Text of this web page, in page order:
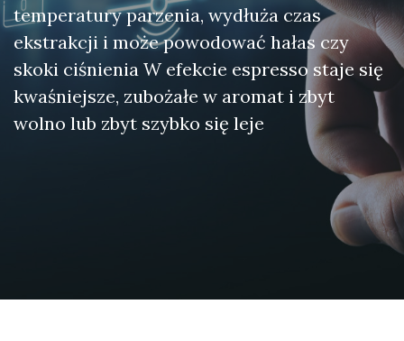
temperatury parzenia, wydłuża czas
ekstrakcji i może powodować hałas czy
skoki ciśnienia W efekcie espresso staje się
kwaśniejsze, zubożałe w aromat i zbyt
wolno lub zbyt szybko się leje